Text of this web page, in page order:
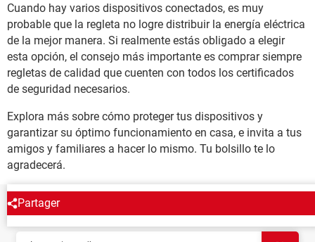
Cuando hay varios dispositivos conectados, es muy
probable que la regleta no logre distribuir la energía eléctrica
de la mejor manera. Si realmente estás obligado a elegir
esta opción, el consejo más importante es comprar siempre
regletas de calidad que cuenten con todos los certificados
de seguridad necesarios.
Explora más sobre cómo proteger tus dispositivos y
garantizar su óptimo funcionamiento en casa, e invita a tus
amigos y familiares a hacer lo mismo. Tu bolsillo te lo
agradecerá.
Partager
NEWSLETTER